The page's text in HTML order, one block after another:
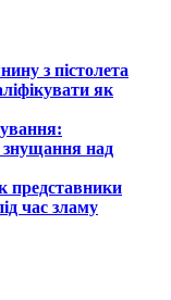
з пістолета
як
знущання над
представники
час зламу